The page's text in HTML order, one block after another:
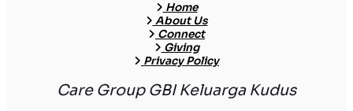
Home
About Us
Connect
Giving
Privacy Policy
Care Group GBI Keluarga Kudus